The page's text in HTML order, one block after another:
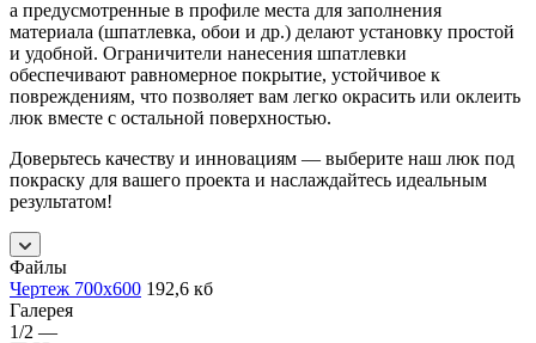
а предусмотренные в профиле места для заполнения
материала (шпатлевка, обои и др.) делают установку простой
и удобной. Ограничители нанесения шпатлевки
обеспечивают равномерное покрытие, устойчивое к
повреждениям, что позволяет вам легко окрасить или оклеить
люк вместе с остальной поверхностью.
Доверьтесь качеству и инновациям — выберите наш люк под
покраску для вашего проекта и наслаждайтесь идеальным
результатом!
Файлы
Чертеж 700х600 192,6 кб
Галерея
1/2 —